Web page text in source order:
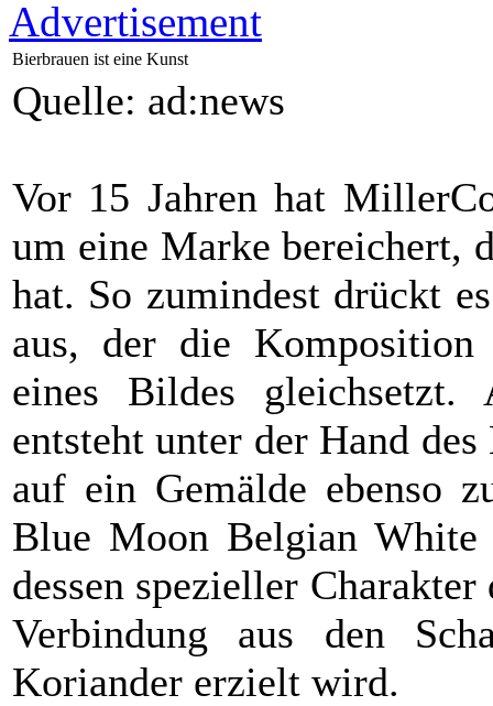
Bierbrauen ist eine Kunst
Quelle: ad:news
Vor 15 Jahren hat
um eine Marke bereichert,
hat. So zumindest drückt
aus, der die
eines Bildes gleichsetzt.
entsteht unter der Hand
auf ein Gemälde ebenso
Blue Moon Belgian White
dessen spezieller
Verbindung aus den
Koriander erzielt wird.